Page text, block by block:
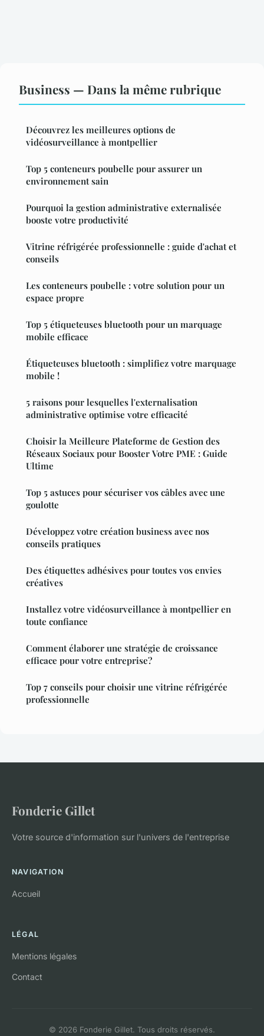
Business — Dans la même rubrique
Découvrez les meilleures options de
vidéosurveillance à montpellier
Top 5 conteneurs poubelle pour assurer un
environnement sain
Pourquoi la gestion administrative externalisée
booste votre productivité
Vitrine réfrigérée professionnelle : guide d'achat et
conseils
Les conteneurs poubelle : votre solution pour un
espace propre
Top 5 étiqueteuses bluetooth pour un marquage
mobile efficace
Étiqueteuses bluetooth : simplifiez votre marquage
mobile !
5 raisons pour lesquelles l'externalisation
administrative optimise votre efficacité
Choisir la Meilleure Plateforme de Gestion des
Réseaux Sociaux pour Booster Votre PME : Guide
Ultime
Top 5 astuces pour sécuriser vos câbles avec une
goulotte
Développez votre création business avec nos
conseils pratiques
Des étiquettes adhésives pour toutes vos envies
créatives
Installez votre vidéosurveillance à montpellier en
toute confiance
Comment élaborer une stratégie de croissance
efficace pour votre entreprise?
Top 7 conseils pour choisir une vitrine réfrigérée
professionnelle
Fonderie Gillet
Votre source d'information sur l'univers de l'entreprise
NAVIGATION
Accueil
LÉGAL
Mentions légales
Contact
© 2026 Fonderie Gillet. Tous droits réservés.